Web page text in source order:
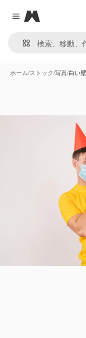
Close menu
Magnific
ホーム/ストック/写真/白い